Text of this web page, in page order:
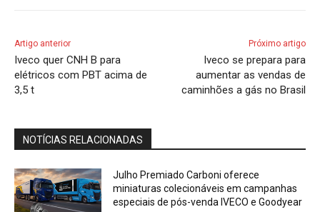
Artigo anterior
Iveco quer CNH B para
elétricos com PBT acima de
3,5 t
Próximo artigo
Iveco se prepara para
aumentar as vendas de
caminhões a gás no Brasil
NOTÍCIAS RELACIONADAS
Julho Premiado Carboni oferece
miniaturas colecionáveis em campanhas
especiais de pós-venda IVECO e Goodyear